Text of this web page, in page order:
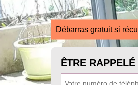
Débarras gratuit si
ÊTRE RAPPELÉ